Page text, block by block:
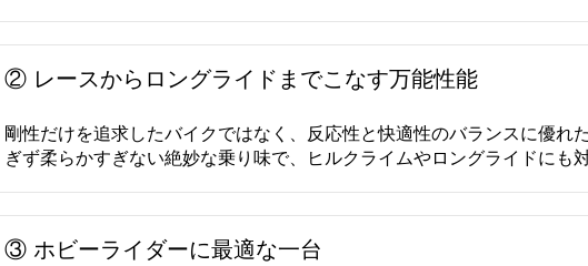
② レースからロングライドまでこなす万能性能
剛性だけを追求したバイクではなく、反応性と快適性のバランスに優れ
ぎず柔らかすぎない絶妙な乗り味で、ヒルクライムやロングライドにも対
③ ホビーライダーに最適な一台